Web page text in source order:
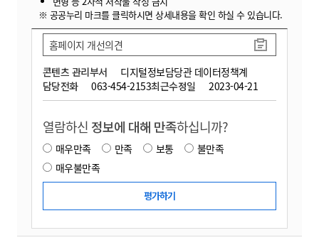
※ 공공누리 마크를 클릭하시면 상세내용을 확인 하실 수 있습니다.
콘텐츠 관리부서
디지털정보담당관 데이터정책계
담당전화
063-454-2153최근수정일 2023-04-21
홈페이지 개선의견
열람하신 정보에 대해 만족하십니까?
매우만족 만족 보통
불만족
매우불만족